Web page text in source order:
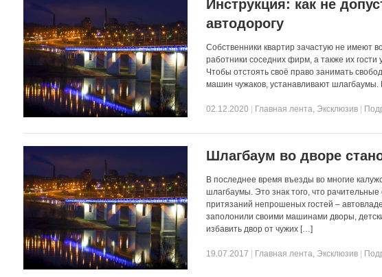
Инструкция: как не
автодорогу
Собственники квартир зачастую не имеют
работники соседних фирм, а также их
Чтобы отстоять своё право занимать
машин чужаков, устанавливают шлагбаумы.
02.12.2020 Главная лента, Эксклюзив
Шлагбаум во дворе
В последнее время въезды во многие
шлагбаумы. Это знак того, что
притязаний непрошеных гостей –
заполонили своими машинами дворы,
избавить двор от чужих […]
19.07.2017 Главная лента, Эксклюзив